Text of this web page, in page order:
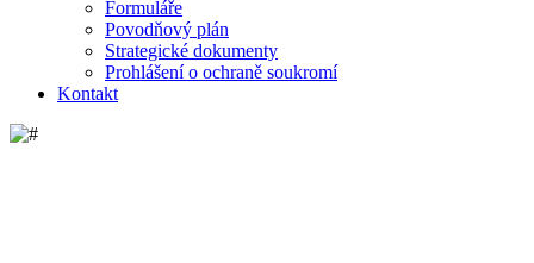
Formuláře
Povodňový plán
Strategické dokumenty
Prohlášení o ochraně soukromí
Kontakt